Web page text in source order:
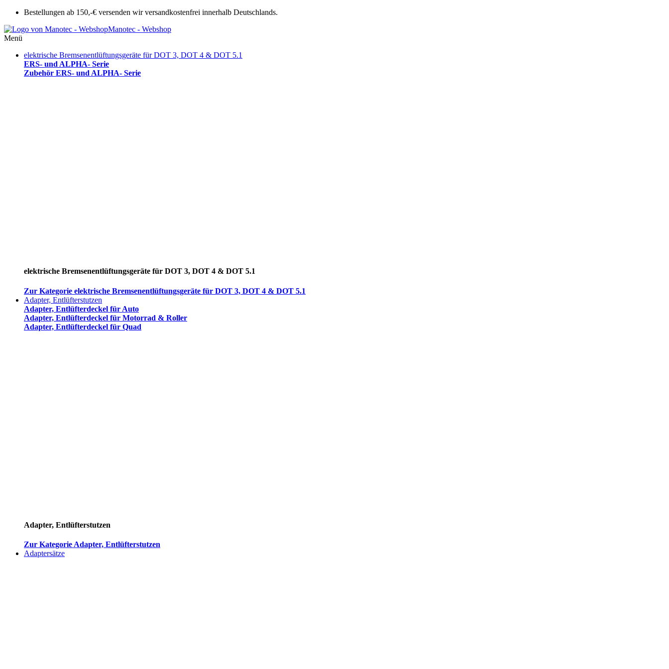
Bestellungen ab 150,-€ versenden wir versandkostenfrei innerhalb Deutschlands.
Manotec - Webshop
Menü
elektrische Bremsenentlüftungsgeräte für DOT 3, DOT 4 & DOT 5.1
ERS- und ALPHA- Serie
Zubehör ERS- und ALPHA- Serie
elektrische Bremsenentlüftungsgeräte für DOT 3, DOT 4 & DOT 5.1
Zur Kategorie elektrische Bremsenentlüftungsgeräte für DOT 3, DOT 4 & DOT 5.1
Adapter, Entlüfterstutzen
Adapter, Entlüfterdeckel für Auto
Adapter, Entlüfterdeckel für Motorrad & Roller
Adapter, Entlüfterdeckel für Quad
Adapter, Entlüfterstutzen
Zur Kategorie Adapter, Entlüfterstutzen
Adaptersätze